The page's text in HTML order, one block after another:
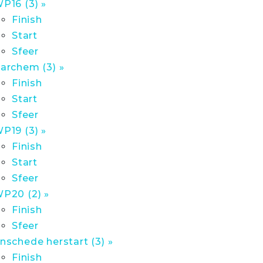
(3) »
Finish
Start
Sfeer
(3) »
Finish
Start
Sfeer
(3) »
Finish
Start
Sfeer
(2) »
Finish
Sfeer
herstart (3) »
Finish